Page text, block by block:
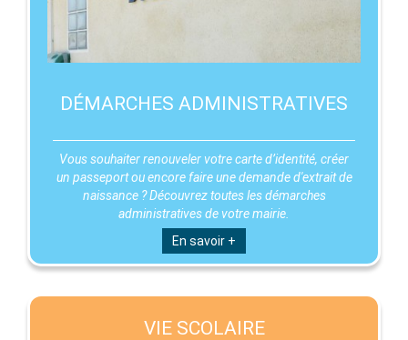
DÉMARCHES ADMINISTRATIVES
Vous souhaiter renouveler votre carte d’identité, créer
un passeport ou encore faire une demande d'extrait de
naissance ? Découvrez toutes les démarches
administratives de votre mairie.
En savoir +
VIE SCOLAIRE